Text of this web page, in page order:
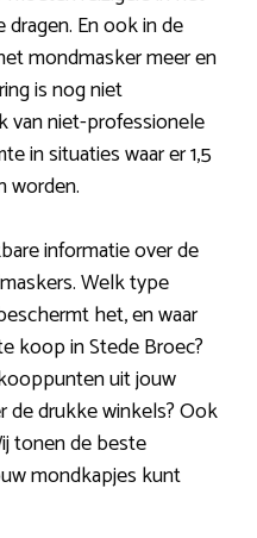
En ook in de
mondmasker meer en
is nog niet
van niet-professionele
in situaties waar er 1,5
worden.
informatie over de
Welk type
het, en waar
koop in Stede Broec?
uit jouw
de drukke winkels? Ook
tonen de beste
mondkapjes kunt